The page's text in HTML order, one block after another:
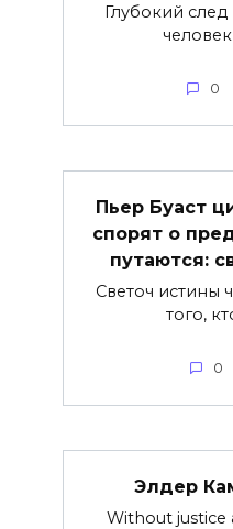
Глубокий
0
Пьер Буаст
спорят о
путаются:
Светоч истины
того,
0
Элдер
Without justice